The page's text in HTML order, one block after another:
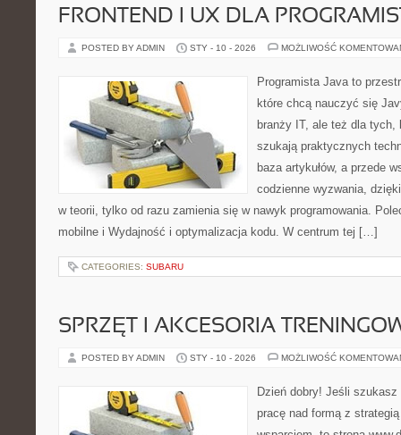
FRONTEND I UX DLA
POSTED BY ADMIN STY - 10 - 2026 MOŻLIWOŚĆ
Programista Java to
które chcą nauczyć się
branży IT, ale też dla
szukają praktycznych
baza artykułów, a przede
codzienne wyzwania,
w teorii, tylko od razu zamienia się w nawyk programowania.
mobilne i Wydajność i optymalizacja kodu. W centrum tej […]
CATEGORIES: SUBARU
SPRZĘT I AKCESORIA
POSTED BY ADMIN STY - 10 - 2026 MOŻLIWOŚĆ
Dzień dobry! Jeśli
pracę nad formą z